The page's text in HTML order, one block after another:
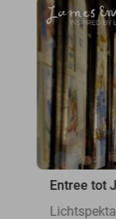
Entree tot